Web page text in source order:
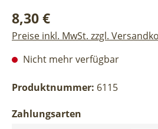
Regulärer Preis:
8,30 €
Preise inkl. MwSt. zzgl.
Nicht mehr verfügbar
Produktnummer: 6115
Zahlungsarten